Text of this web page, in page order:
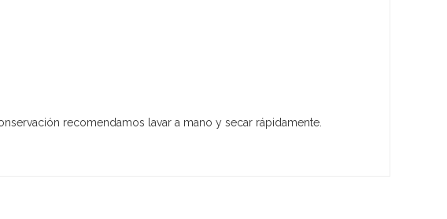
recomendamos lavar a mano y secar rápidamente.